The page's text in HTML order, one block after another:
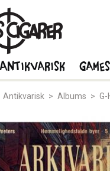
Antikvarisk > Albums > G-
Antikvarisk Games